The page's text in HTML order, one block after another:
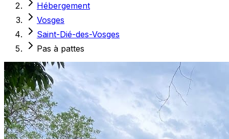
Hébergement
Vosges
Saint-Dié-des-Vosges
Pas à pattes